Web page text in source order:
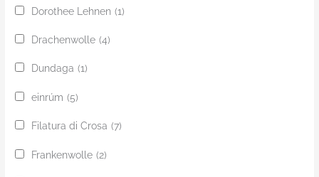
Dorothee Lehnen (1)
Drachenwolle (4)
Dundaga (1)
einrúm (5)
Filatura di Crosa (7)
Frankenwolle (2)